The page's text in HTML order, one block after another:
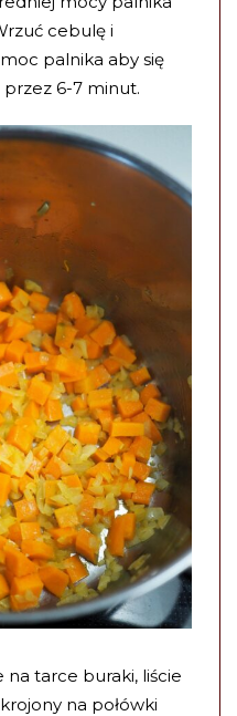
cebulę i
palnika aby się
przez 6-7 minut.
tarce buraki, liście
na połówki